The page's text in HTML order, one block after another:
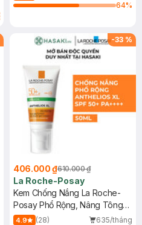
64%
-33 %
406.000 ₫610.000 ₫
La Roche-Posay
Kem Chống Nắng La Roche-
Posay Phổ Rộng, Nâng Tông
Kiềm Dầu 50ml
4.9 (28)
635/tháng